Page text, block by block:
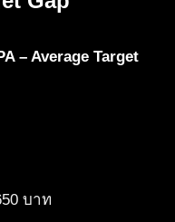
– Average Target
บาท